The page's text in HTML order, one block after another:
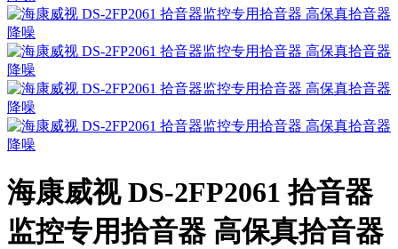
海康威视 DS-2FP2061 拾音器
监控专用拾音器 高保真拾音器